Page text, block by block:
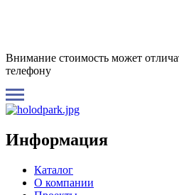
Внимание стоимость может
телефону
Информация
Каталог
О компании